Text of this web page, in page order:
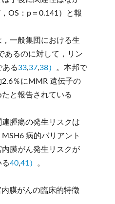
OS：p＝0.141）と報
一般集団における生
あるのに対して，リン
ある33,37,38） 。本邦で
％にMMR 遺伝子の
と報告されている
腫瘍の発生リスクは
病的バリアント
膜がん発生リスクが
る40,41） 。
膜がんの臨床的特徴